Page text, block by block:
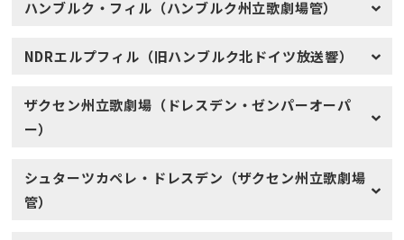
ハンブルク・フィル（ハンブルク州立歌劇場管）
NDRエルプフィル（旧ハンブルク北ドイツ放送響）
ザクセン州立歌劇場（ドレスデン・ゼンパーオーパ
ー）
シュターツカペレ・ドレスデン（ザクセン州立歌劇場
管）